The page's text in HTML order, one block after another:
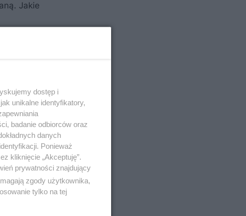
Jakie
dostęp i
unikalne identyfikatory,
badanie odbiorców oraz
danych
Ponieważ
kliknięcie „Akceptuję”.
prywatności znajdujący
zgody użytkownika,
tylko na tej